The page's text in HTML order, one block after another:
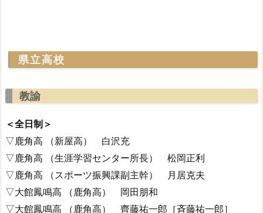
県立高校
教諭
＜全日制＞
▽鹿角高 （新屋高） 白沢充
▽鹿角高 （生涯学習センター所長） 松岡正利
▽鹿角高 （スポーツ振興課副主幹） 月居克夫
▽大館鳳鳴高 （鹿角高） 岡田朋和
▽大館鳳鳴高 （鹿角高） 齊藤祐一郎［斉藤祐一郎］